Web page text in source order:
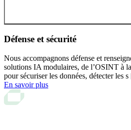
Défense et sécurité
Nous accompagnons défense et
solutions IA modulaires, de l’OSINT à
pour sécuriser les données, détecter les
En savoir plus